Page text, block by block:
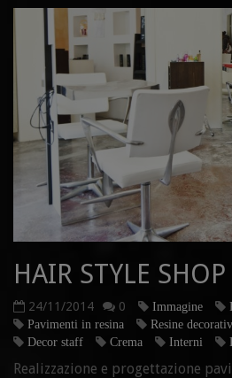
HAIR STYLE SHOP
24/11/2014 0 Immagine
Pavimenti in resina
Resine
Decor staff
Crema Interni
Realizzazione e progettazione